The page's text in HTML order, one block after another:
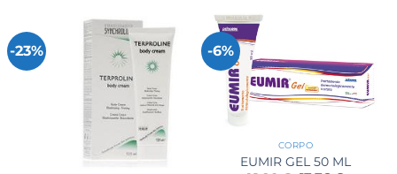
-23% -6%
CORPO
EUMIR GEL 50 ML